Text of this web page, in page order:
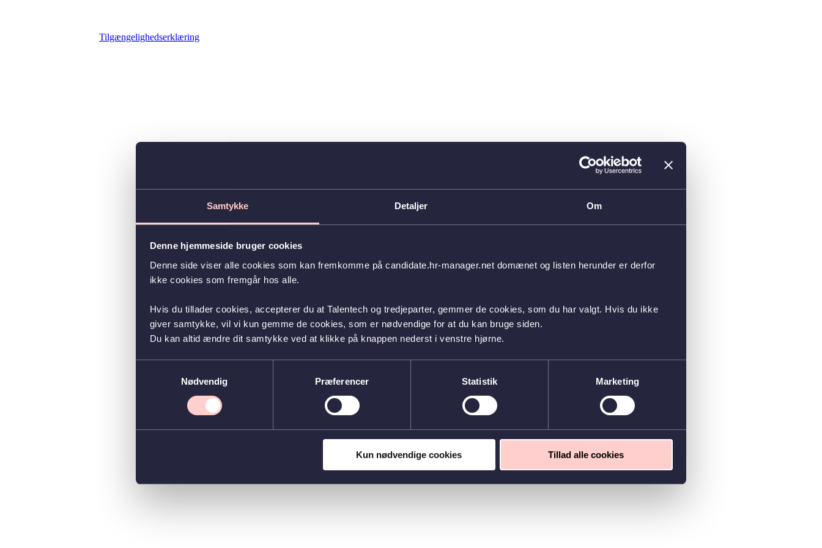
Samtykke Detaljer Om
Denne hjemmeside bruger cookies
Denne side viser alle cookies som kan fremkomme på candidate.hr-manager.net domænet og listen herunder er derfor
ikke cookies som fremgår hos alle.
Hvis du tillader cookies, accepterer du at Talentech og tredjeparter, gemmer de cookies, som du har valgt. Hvis du ikke
giver samtykke, vil vi kun gemme de cookies, som er nødvendige for at du kan bruge siden.
Du kan altid ændre dit samtykke ved at klikke på knappen nederst i venstre hjørne.
Nødvendig
Præferencer Statistik Marketing
Kun nødvendige cookies Tillad alle cookies
Tilgængelighedserklæring